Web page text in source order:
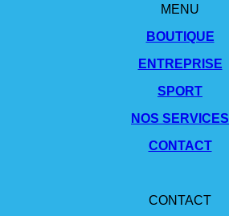
MENU
BOUTIQUE
ENTREPRISE
SPORT
NOS SERVICES
CONTACT
CONTACT